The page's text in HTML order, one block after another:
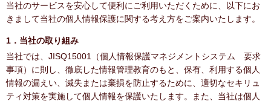
当社のサービスを安心して便利にご利用いただくために、以下にお
きまして当社の個人情報保護に関する考え方をご案内いたします。
1．当社の取り組み
当社では、JISQ15001（個人情報保護マネジメントシステム 要求
事項）に則し、徹底した情報管理教育のもと、保有、利用する個人
情報の漏えい、滅失または棄損を防止するために、適切なセキリュ
ティ対策を実施して個人情報を保護いたします。また、当社は個人